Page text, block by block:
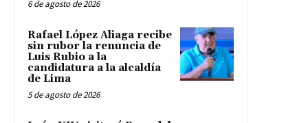
6 de agosto de 2026
Rafael López Aliaga recibe
sin rubor la renuncia de
Luis Rubio a la
candidatura a la alcaldía
de Lima
5 de agosto de 2026